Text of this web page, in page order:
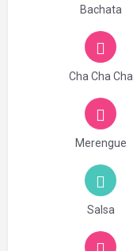
Bachata
Cha Cha Cha
Merengue
Salsa